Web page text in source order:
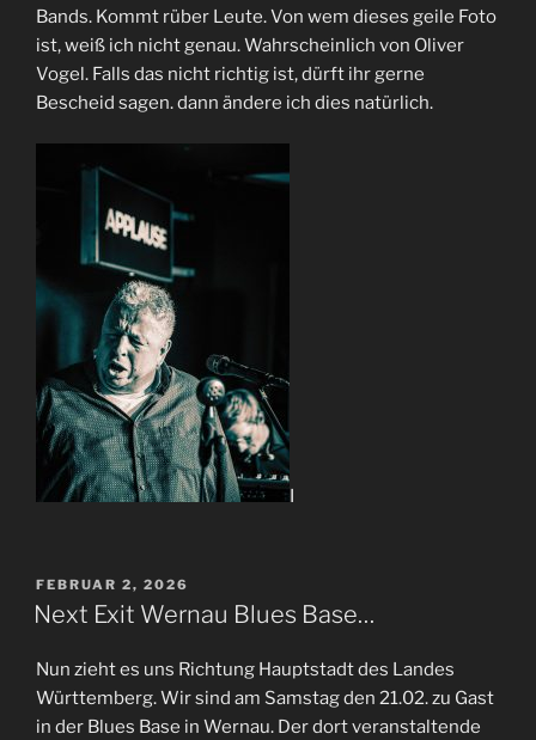
Bands. Kommt rüber Leute. Von wem dieses geile Foto
ist, weiß ich nicht genau. Wahrscheinlich von Oliver
Vogel. Falls das nicht richtig ist, dürft ihr gerne
Bescheid sagen. dann ändere ich dies natürlich.
I
VERÖFFENTLICHT
AM
FEBRUAR 2, 2026
Next Exit Wernau Blues Base…
Nun zieht es uns Richtung Hauptstadt des Landes
Württemberg. Wir sind am Samstag den 21.02. zu Gast
in der Blues Base in Wernau. Der dort veranstaltende